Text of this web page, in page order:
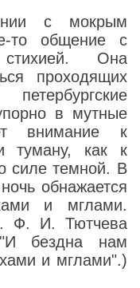
с мокрым
то общение с
Она
проходящих
в мутные
внимание к
туману, как к
силе темной. В
обнажается
и мглами.
Ф. И. Тютчева
бездна нам
и мглами".)